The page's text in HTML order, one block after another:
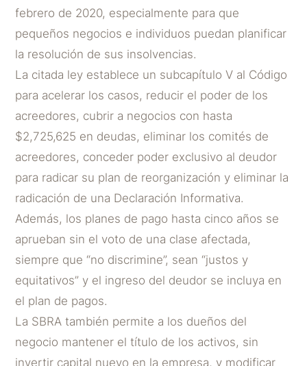
febrero de 2020, especialmente para que
pequeños negocios e individuos puedan planificar
la resolución de sus insolvencias.
La citada ley establece un subcapítulo V al Código
para acelerar los casos, reducir el poder de los
acreedores, cubrir a negocios con hasta
$2,725,625 en deudas, eliminar los comités de
acreedores, conceder poder exclusivo al deudor
para radicar su plan de reorganización y eliminar la
radicación de una Declaración Informativa.
Además, los planes de pago hasta cinco años se
aprueban sin el voto de una clase afectada,
siempre que “no discrimine”, sean “justos y
equitativos” y el ingreso del deudor se incluya en
el plan de pagos.
La SBRA también permite a los dueños del
negocio mantener el título de los activos, sin
invertir capital nuevo en la empresa, y modificar